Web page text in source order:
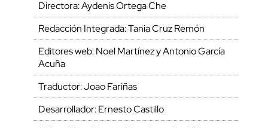
Directora: Aydenis Ortega Che
Redacción Integrada: Tania Cruz Remón
Editores web: Noel Martínez y Antonio García
Acuña
Traductor: Joao Fariñas
Desarrollador: Ernesto Castillo